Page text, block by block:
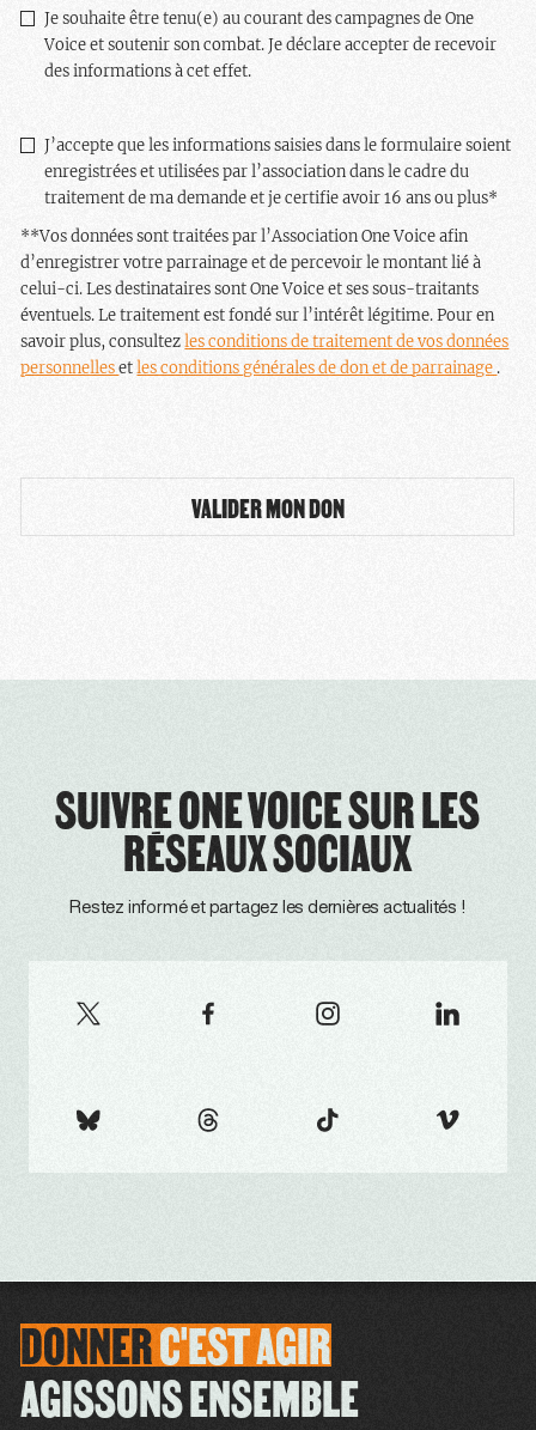
Newsletter
Je souhaite être tenu(e) au courant des campagnes de One
Voice et soutenir son combat. Je déclare accepter de recevoir
des informations à cet effet.
RGPD*
J’accepte que les informations saisies dans le formulaire soient
enregistrées et utilisées par l’association dans le cadre du
traitement de ma demande et je certifie avoir 16 ans ou plus*
**Vos données sont traitées par l’Association One Voice afin
d’enregistrer votre parrainage et de percevoir le montant lié à
celui-ci. Les destinataires sont One Voice et ses sous-traitants
éventuels. Le traitement est fondé sur l’intérêt légitime. Pour en
savoir plus, consultezles conditions de traitement de vos données
personnellesetles conditions générales de don et de parrainage .
SUIVRE ONE VOICE SUR LES
RÉSEAUX SOCIAUX
Restez informé et partagez les dernières actualités !
DONNERC'ESTAGIR
AGISSONS ENSEMBLE